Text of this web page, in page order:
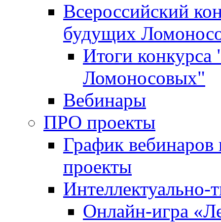
Всероссийский
будущих
Итоги
Ломоносовых"
Вебинары
ПРО проекты
График
проекты
Интеллектуально-
Онлайн-игра